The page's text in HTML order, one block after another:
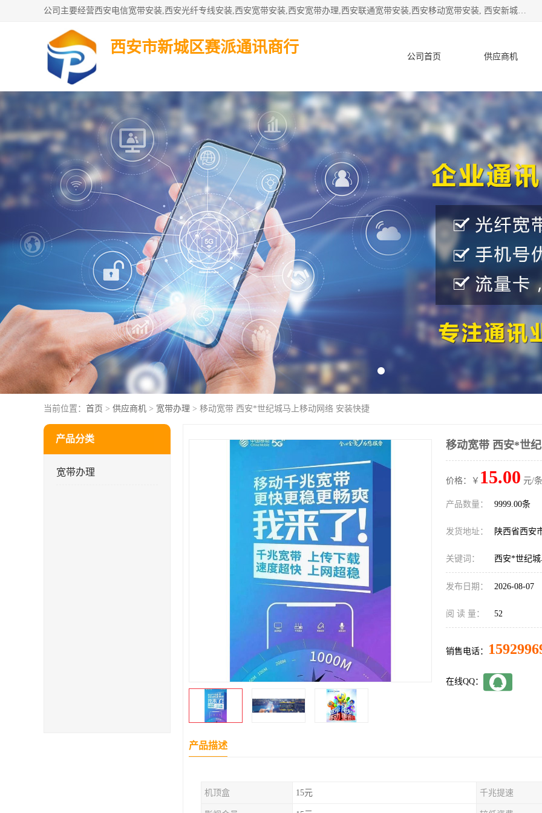
公司主要经营西安电信宽带安装,西安光纤专线安装,西安宽带安装,西安宽带办理,西安联通宽带安装,西安移动宽带安装, 西安新城赛派通讯商行从事西安地区的联通，移动，电信宽带安装，光纤专线安装，宽带办理等业务
西安市新城区赛派通讯商行
公司首页 供应商机
产品知识 客户案例
当前位置： 首页 > 供应商机 > 宽带办理 > 移动宽带 西安*世纪城马上移动网络 安装快捷
产品分类
宽带办理
移动宽带 西安*世
价格：￥ 15.00 元/
产品数量： 9999.00条
发货地址： 陕西省西安
关键词： 西安*世纪
发布日期： 2026-08-07
阅 读 量： 52
销售电话：
在线QQ：
产品描述
机顶盒 15元 千兆提速